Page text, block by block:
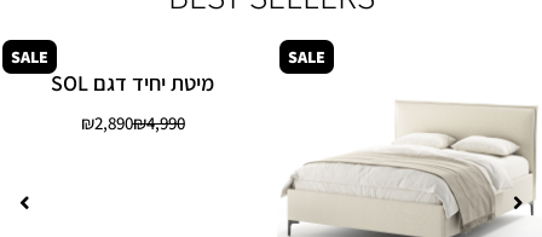
SALE
מיטת יחיד דגם SOL
₪4,990
₪2,890
SALE